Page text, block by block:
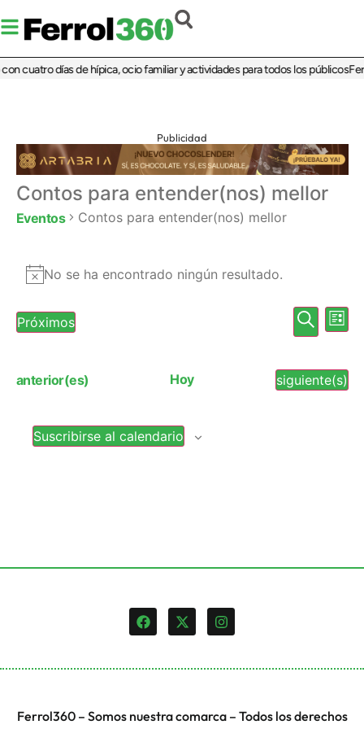
cuatro días de hípica, ocio familiar y actividades para todos los públicos
Publicidad
Contos para entender(nos) mellor
Eventos Contos para entender(nos) mellor
Aviso
No se ha encontrado ningún resultado.
Buscar
de
Lista
Próximos
Selecciona
Eventos
anterior(es) Hoy Eventos
siguiente(s)
Suscribirse al calendario
Ferrol360 – Somos nuestra comarca – Todos los derechos